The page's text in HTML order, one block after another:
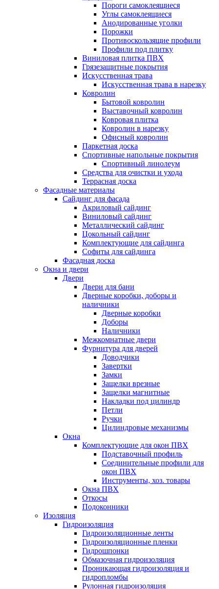
Пороги самоклеящиеся
Углы самоклеящиеся
Анодированные уголки
Порожки
Противоскользящие профили
Профили под плитку
Виниловая плитка ПВХ
Грязезащитные покрытия
Искусственная трава
Искусственная трава в нарезку
Ковролин
Бытовой ковролин
Выставочный ковролин
Ковровая плитка
Ковролин в нарезку
Офисный ковролин
Паркетная доска
Спортивные напольные покрытия
Спортивный линолеум
Средства для очистки и ухода
Террасная доска
Фасадные материалы
Сайдинг для фасада
Акриловый сайдинг
Виниловый сайдинг
Металлический сайдинг
Цокольный сайдинг
Комплектующие для сайдинга
Софиты для сайдинга
Фасадная доска
Окна и двери
Двери
Двери для бани
Дверные коробки, доборы и
наличники
Дверные коробки
Доборы
Наличники
Межкомнатные двери
Фурнитура для дверей
Доводчики
Завертки
Замки
Защелки врезные
Защелки магнитные
Накладки под цилиндр
Петли
Ручки
Цилиндровые механизмы
Окна
Комплектующие для окон ПВХ
Подставочный профиль
Соединительные профили для
окон ПВХ
Инструменты, хоз. товары
Окна ПВХ
Откосы
Подоконники
Изоляция
Гидроизоляция
Гидроизоляционные ленты
Гидроизоляционные пленки
Гидрошпонки
Обмазочная гидроизоляция
Проникающая гидроизоляция и
гидропломбы
Рулонная гидроизоляция